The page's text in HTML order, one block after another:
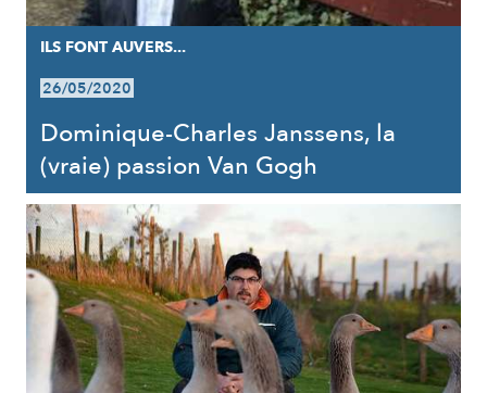
ILS FONT AUVERS...
26/05/2020
Dominique-Charles Janssens, la
(vraie) passion Van Gogh